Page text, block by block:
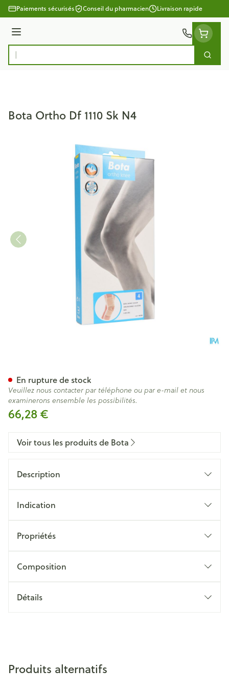
Aller au contenu
Paiements sécurisés Conseil du pharmacien Livraison rapide
Menu
Rechercher
Bota Ortho Df 1110 Sk N4
66,28 €
En rupture de stock
Veuillez nous contacter par téléphone ou par e-mail et nous
examinerons ensemble les possibilités.
Voir tous les produits de Bota
Description
Indication
Propriétés
Composition
Détails
Produits alternatifs